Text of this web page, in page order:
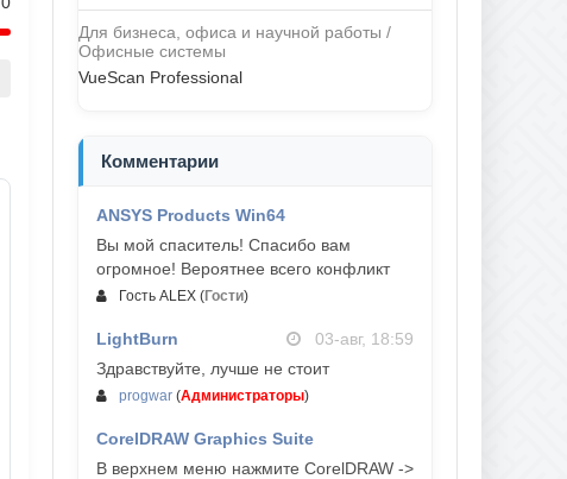
Для бизнеса, офиса и научной работы /
Офисные системы
VueScan Professional
Комментарии
ANSYS Products Win64
Вы мой спаситель! Спасибо вам
огромное! Вероятнее всего конфликт
Гость ALEX (Гости)
LightBurn
03-авг, 18:59
Здравствуйте, лучше не стоит
progwar (Администраторы)
CorelDRAW Graphics Suite
03-авг, 18:58
В верхнем меню нажмите CorelDRAW ->